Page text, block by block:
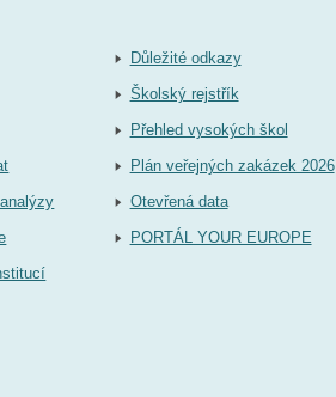
Důležité odkazy
Školský rejstřík
Přehled vysokých škol
Plán veřejných zakázek 2026
Otevřená data
PORTÁL YOUR EUROPE